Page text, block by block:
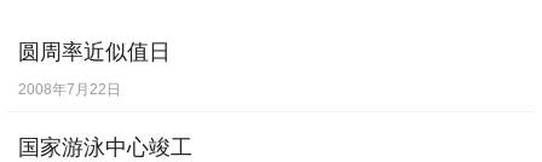
圆周率近似值日
2008年7月22日
国家游泳中心竣工